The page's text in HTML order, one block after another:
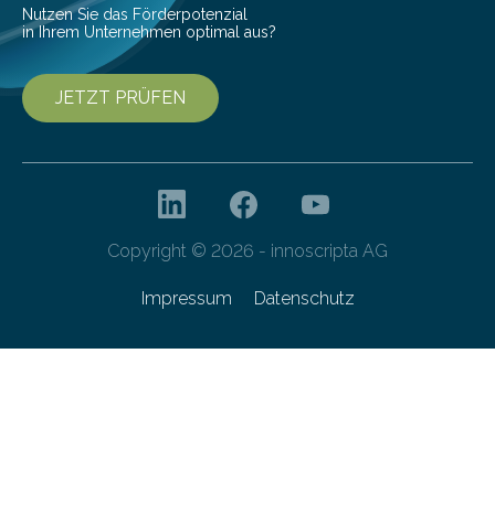
Nutzen Sie das Förderpotenzial
in Ihrem Unternehmen optimal aus?
JETZT PRÜFEN
Copyright © 2026 - innoscripta AG
Impressum Datenschutz